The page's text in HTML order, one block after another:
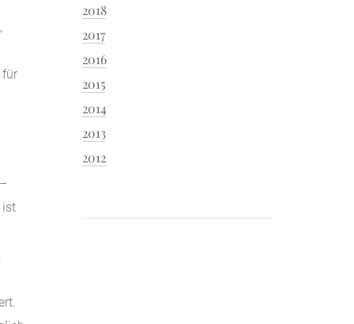
für
ist
2018
2017
2016
2015
2014
2013
2012